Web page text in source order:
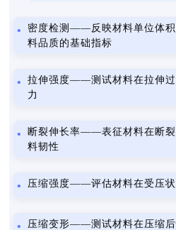
密度检测——反映材料单位体积
料品质的基础指标
拉伸强度——测试材料在拉伸过
力
断裂伸长率——表征材料在断裂
料韧性
压缩强度——评估材料在受压状
压缩变形——测试材料在压缩后